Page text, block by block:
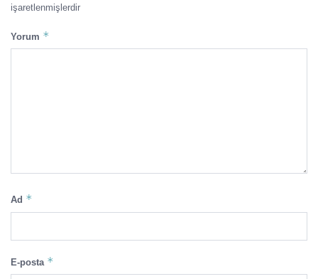
işaretlenmişlerdir
Yorum *
Ad *
E-posta *